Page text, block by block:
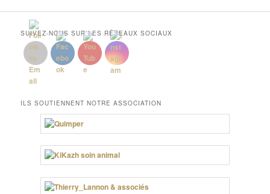
SUIVEZ-NOUS SUR LES RÉSEAUX SOCIAUX
ILS SOUTIENNENT NOTRE ASSOCIATION